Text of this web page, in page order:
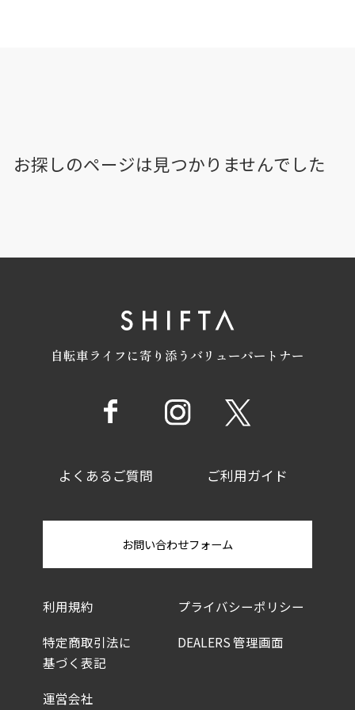
お探しのページは見つかりませんでした
自転車ライフに寄り添うバリューパートナー
よくあるご質問 ご利用ガイド
利用規約 プライバシーポリシー
特定商取引法に
基づく表記
DEALERS 管理画面
運営会社
お問い合わせフォーム